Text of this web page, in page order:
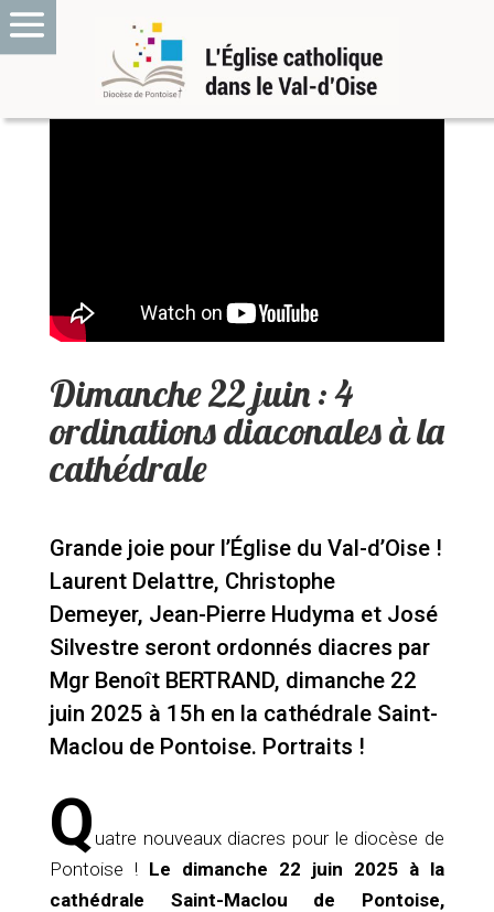
Dimanche 22 juin : 4
ordinations diaconales à la
cathédrale
Grande joie pour l’Église du Val-d’Oise !
Laurent Delattre, Christophe
Demeyer, Jean-Pierre Hudyma et José
Silvestre seront ordonnés diacres par
Mgr Benoît BERTRAND, dimanche 22
juin 2025 à 15h en la cathédrale Saint-
Maclou de Pontoise. Portraits !
Q uatre nouveaux diacres pour le diocèse de
Pontoise ! Le dimanche 22 juin 2025 à la
cathédrale Saint-Maclou de Pontoise,